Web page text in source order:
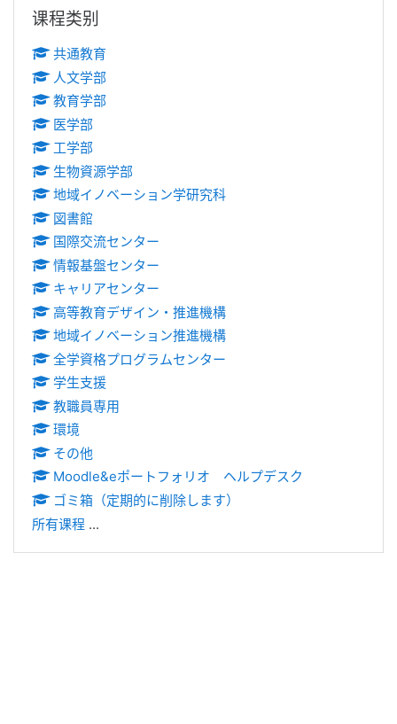
课程类别
共通教育
人文学部
教育学部
医学部
工学部
生物資源学部
地域イノベーション学研究科
図書館
国際交流センター
情報基盤センター
キャリアセンター
高等教育デザイン・推進機構
地域イノベーション推進機構
全学資格プログラムセンター
学生支援
教職員専用
環境
その他
Moodle&eポートフォリオ ヘルプデスク
ゴミ箱（定期的に削除します）
所有课程 ...